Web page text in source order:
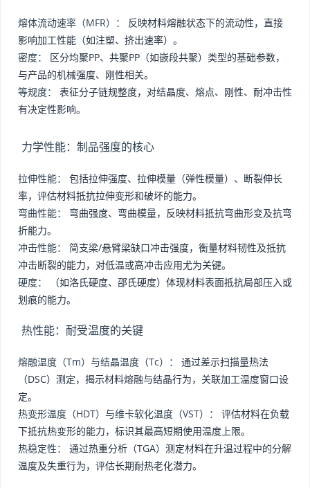
熔体流动速率（MFR）：
反映材料熔融状态下的流动性，直接
影响加工性能（如注塑、挤出速率）。
密度：
区分均聚PP、共聚PP（如嵌段共聚）类型的基础参数，
与产品的机械强度、刚性相关。
等规度：
表征分子链规整度，对结晶度、熔点、刚性、耐冲击性
有决定性影响。
力学性能：制品强度的核心
拉伸性能：
包括拉伸强度、拉伸模量（弹性模量）、断裂伸长
率，评估材料抵抗拉伸变形和破坏的能力。
弯曲性能：
弯曲强度、弯曲模量，反映材料抵抗弯曲形变及抗弯
折能力。
冲击性能：
简支梁/悬臂梁缺口冲击强度，衡量材料韧性及抵抗
冲击断裂的能力，对低温或高冲击应用尤为关键。
硬度：
（如洛氏硬度、邵氏硬度）体现材料表面抵抗局部压入或
划痕的能力。
热性能：耐受温度的关键
熔融温度（Tm）与结晶温度（Tc）：
通过差示扫描量热法
（DSC）测定，揭示材料熔融与结晶行为，关联加工温度窗口设
定。
热变形温度（HDT）与维卡软化温度（VST）：
评估材料在负载
下抵抗热变形的能力，标识其最高短期使用温度上限。
热稳定性：
通过热重分析（TGA）测定材料在升温过程中的分解
温度及失重行为，评估长期耐热老化潜力。